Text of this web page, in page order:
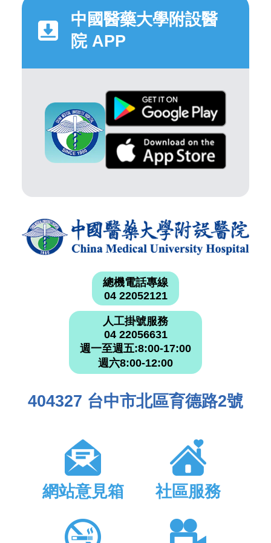
中國醫藥大學附設醫
院 APP
總機電話專線
04 22052121
人工掛號服務
04 22056631
週一至週五:8:00-17:00
週六8:00-12:00
404327 台中市北區育德路2號
網站意見箱 社區服務